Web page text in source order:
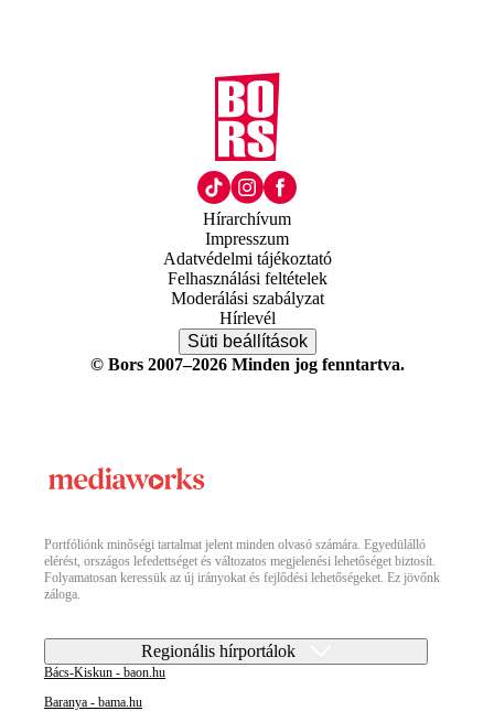
Hírarchívum
Impresszum
Adatvédelmi tájékoztató
Felhasználási feltételek
Moderálási szabályzat
Hírlevél
Süti beállítások
© Bors 2007–2026 Minden jog fenntartva.
Portfóliónk minőségi tartalmat jelent minden olvasó számára. Egyedülálló
elérést, országos lefedettséget és változatos megjelenési lehetőséget biztosít.
Folyamatosan keressük az új irányokat és fejlődési lehetőségeket. Ez jövőnk
záloga.
Regionális hírportálok
Bács-Kiskun - baon.hu
Baranya - bama.hu